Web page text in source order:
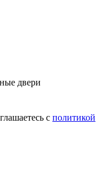
двери
с политикой